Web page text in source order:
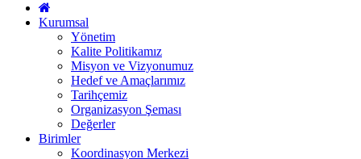
Kurumsal
Yönetim
Kalite Politikamız
Misyon ve Vizyonumuz
Hedef ve Amaçlarımız
Tarihçemiz
Organizasyon Şeması
Değerler
Birimler
Koordinasyon Merkezi